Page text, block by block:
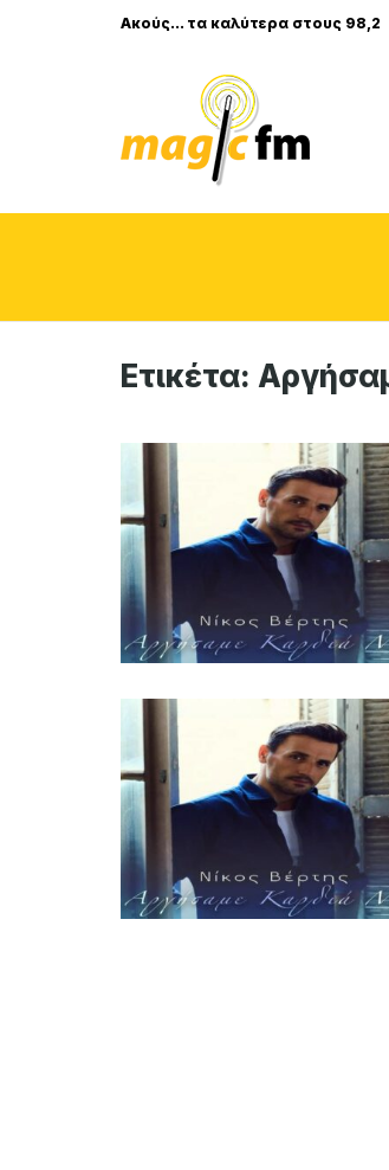
Ακούς... τα καλύτερα στους 98,2
Ετικέτα: